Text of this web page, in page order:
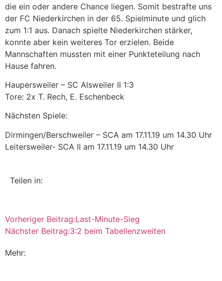
die ein oder andere Chance liegen. Somit bestrafte uns
der FC Niederkirchen in der 65. Spielminute und glich
zum 1:1 aus. Danach spielte Niederkirchen stärker,
konnte aber kein weiteres Tor erzielen. Beide
Mannschaften mussten mit einer Punkteteilung nach
Hause fahren.
Haupersweiler – SC Alsweiler II 1:3
Tore: 2x T. Rech, E. Eschenbeck
Nächsten Spiele:
Dirmingen/Berschweiler – SCA am 17.11.19 um 14.30 Uhr
Leitersweiler- SCA II am 17.11.19 um 14.30 Uhr
Teilen in:
Vorheriger Beitrag:Last-Minute-Sieg
Nächster Beitrag:3:2 beim Tabellenzweiten
Mehr: